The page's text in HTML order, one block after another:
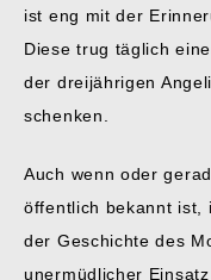
ist eng mit der
Diese trug täglich
der dreijährigen
schenken.
Auch wenn oder
öffentlich bekannt ist,
der Geschichte des
unermüdlicher